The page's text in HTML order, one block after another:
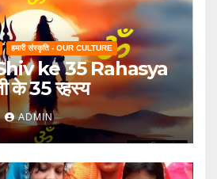
हमारी संस्कृति - OUR CULTURE
ke 35 Rahasya
के 35 रहस्य
ADMIN